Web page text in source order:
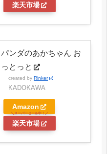
楽天市場
パンダのあかちゃん お
っとっと
created by Rinker
KADOKAWA
Amazon
楽天市場